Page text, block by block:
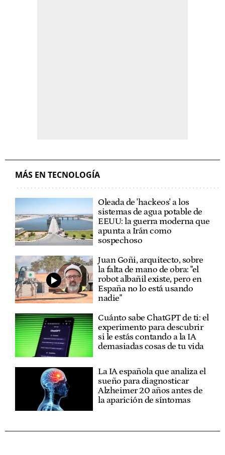
MÁS EN TECNOLOGÍA
Oleada de 'hackeos' a los
sistemas de agua potable de
EEUU: la guerra moderna que
apunta a Irán como
sospechoso
Juan Goñi, arquitecto, sobre
la falta de mano de obra: "el
robot albañil existe, pero en
España no lo está usando
nadie"
Cuánto sabe ChatGPT de ti: el
experimento para descubrir
si le estás contando a la IA
demasiadas cosas de tu vida
La IA española que analiza el
sueño para diagnosticar
Alzheimer 20 años antes de
la aparición de síntomas